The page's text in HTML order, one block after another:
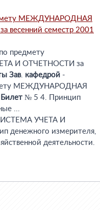
МЕЖДУНАРОДНАЯ
семестр 2001
по предмету
И ОТЧЕТНОСТИ за
Зав. кафедрой -
МЕЖДУНАРОДНАЯ
Билет № 5 4. Принцип
...
УЧЕТА И
денежного измерителя,
деятельности.